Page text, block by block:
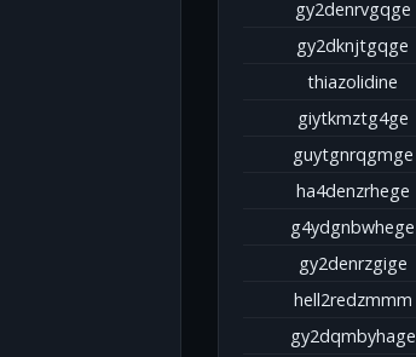
gy2denrvgqge
gy2dknjtgqge
thiazolidine
giytkmztg4ge
guytgnrqgmge
ha4denzrhege
g4ydgnbwhege
gy2denrzgige
hell2redzmmm
gy2dqmbyhage